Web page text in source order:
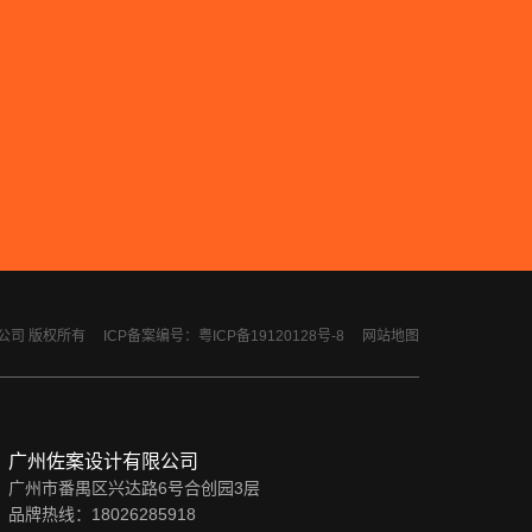
司 版权所有 ICP备案编号：粤ICP备19120128号-8 网站地图
广州佐案设计有限公司
广州市番禺区兴达路6号合创园3层
品牌热线：18026285918